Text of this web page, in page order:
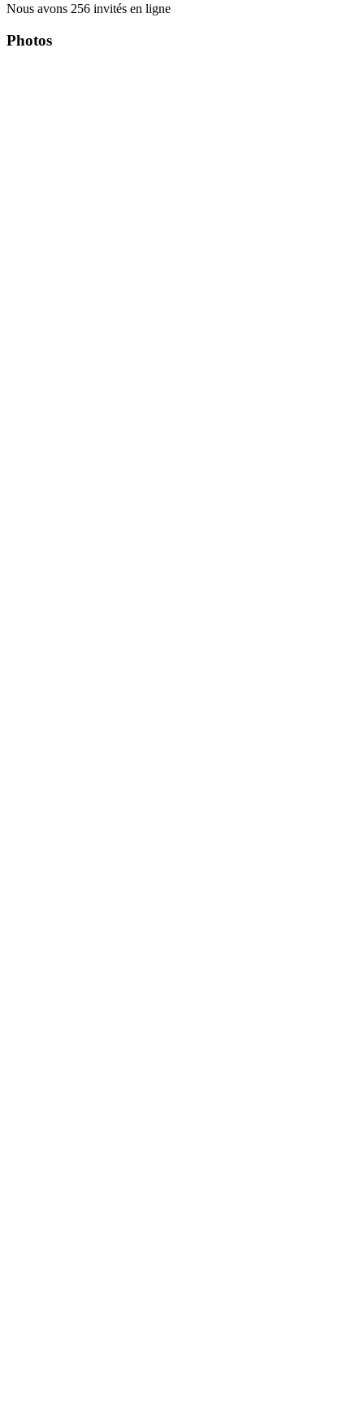
Nous avons 256 invités en ligne
Photos